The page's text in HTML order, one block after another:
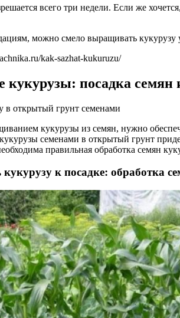
всего три недели. Если же
можно смело выращивать кукурузу
kak-sazhat-kukuruzu/
посадка семян
кукурузы из семян, нужно
семенами в открытый грунт
правильная обработка семян
к посадке: обработка